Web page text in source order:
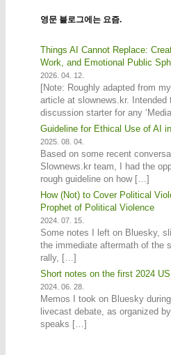
영문 블로그에는 요즘.
Things AI Cannot Replace:
Work, and Emotional Public
2026. 04. 12.
[Note: Roughly adapted from
article at slownews.kr. Intended
discussion starter for any
Guideline for Ethical Use of AI
2025. 08. 04.
Based on some recent
Slownews.kr team, I had the
rough guideline on how […]
How (Not) to Cover Political
Prophet of Political Violence
2024. 07. 15.
Some notes I left on Bluesky,
the immediate aftermath of the
rally, […]
Short notes on the first 2024
2024. 06. 28.
Memos I took on Bluesky
livecast debate, as organized
speaks […]